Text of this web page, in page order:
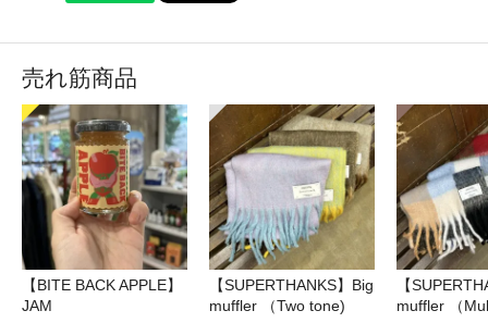
売れ筋商品
【BITE BACK APPLE】
JAM
【SUPERTHANKS】Big
muffler （Two tone)
【
muffler （